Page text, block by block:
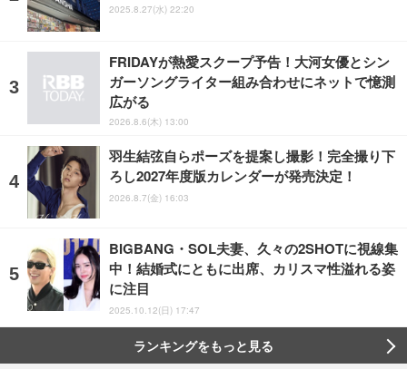
2025.8.27(水) 22:20
FRIDAYが熱愛スクープ予告！大河女優とシン
ガーソングライター組み合わせにネットで憶測
広がる
2026.8.6(木) 13:00
羽生結弦自らポーズを提案し撮影！完全撮り下
ろし2027年度版カレンダーが発売決定！
2026.8.7(金) 16:03
BIGBANG・SOL夫妻、久々の2SHOTに視線集
中！結婚式にともに出席、カリスマ性溢れる姿
に注目
2025.10.12(日) 17:47
ランキングをもっと見る